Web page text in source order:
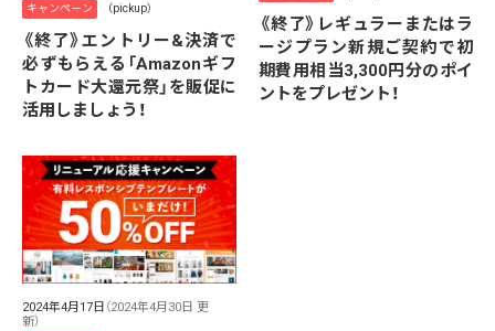
キャンペーン （pickup）
《終了》エントリー&決済で
必ずもらえる「Amazonギフ
トカード大還元祭」を販促に
活用しましょう！
《終了》レギュラーまたはラ
ージプラン新規ご契約で初
期費用相当3,300円分のポイ
ントをプレゼント！
2024年4月17日 （2024年4月30日 更
新）